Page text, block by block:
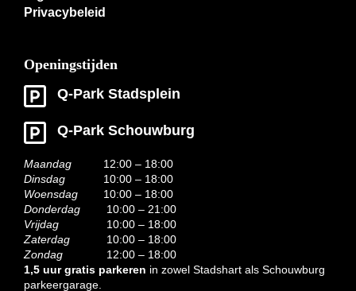
Privacybeleid
Openingstijden
Q-Park Stadsplein
Q-Park Schouwburg
Maandag
12:00 – 18:00
Dinsdag
10:00 – 18:00
Woensdag
10:00 – 18:00
Donderdag
10:00 – 21:00
Vrijdag
10:00 – 18:00
Zaterdag
10:00 – 18:00
Zondag
12:00 – 18:00
1,5 uur gratis parkeren in zowel Stadshart als Schouwburg
parkeergarage.